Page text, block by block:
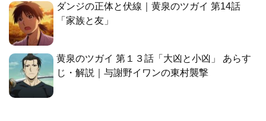
ダンジの正体と伏線｜黄泉のツガイ 第14話
「家族と友」
黄泉のツガイ 第１３話「大凶と小凶」 あらす
じ・解説｜与謝野イワンの東村襲撃